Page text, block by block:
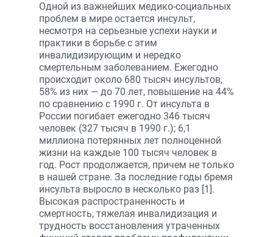
Одной из важнейших медико-социальных
проблем в мире остается инсульт,
несмотря на серьезные успехи науки и
практики в борьбе с этим
инвалидизирующим и нередко
смертельным заболеванием. Ежегодно
происходит около 680 тысяч инсультов,
58% из них — до 70 лет, повышение на 44%
по сравнению с 1990 г. От инсульта в
России погибает ежегодно 346 тысяч
человек (327 тысяч в 1990 г.); 6,1
миллиона потерянных лет полноценной
жизни на каждые 100 тысяч человек в
год. Рост продолжается, причем не только
в нашей стране. За последние годы бремя
инсульта выросло в несколько раз [1].
Высокая распространенность и
смертность, тяжелая инвалидизация и
трудность восстановления утраченных